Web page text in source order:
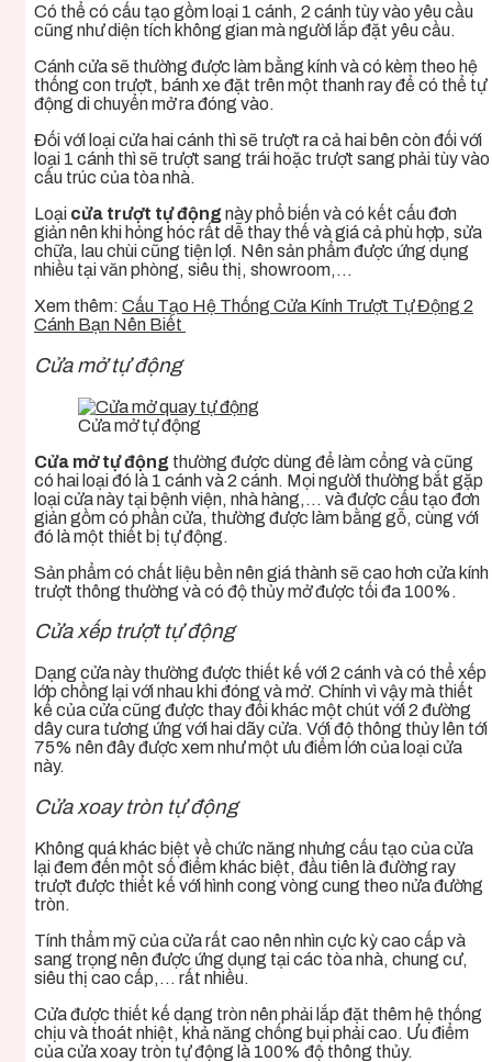
Có thể có cấu tạo gồm loại 1 cánh, 2 cánh tùy vào yêu cầu
cũng như diện tích không gian mà người lắp đặt yêu cầu.
Cánh cửa sẽ thường được làm bằng kính và có kèm theo hệ
thống con trượt, bánh xe đặt trên một thanh ray để có thể tự
động di chuyển mở ra đóng vào.
Đối với loại cửa hai cánh thì sẽ trượt ra cả hai bên còn đối với
loại 1 cánh thì sẽ trượt sang trái hoặc trượt sang phải tùy vào
cấu trúc của tòa nhà.
Loại cửa trượt tự động này phổ biến và có kết cấu đơn
giản nên khi hỏng hóc rất dễ thay thế và giá cả phù hợp, sửa
chữa, lau chùi cũng tiện lợi. Nên sản phẩm được ứng dụng
nhiều tại văn phòng, siêu thị, showroom,…
Xem thêm: Cấu Tạo Hệ Thống Cửa Kính Trượt Tự Động 2
Cánh Bạn Nên Biết
Cửa mở tự động
Cửa mở tự động
Cửa mở tự động thường được dùng để làm cổng và cũng
có hai loại đó là 1 cánh và 2 cánh. Mọi người thường bắt gặp
loại cửa này tại bệnh viện, nhà hàng,… và được cấu tạo đơn
giản gồm có phần cửa, thường được làm bằng gỗ, cùng với
đó là một thiết bị tự động.
Sản phẩm có chất liệu bền nên giá thành sẽ cao hơn cửa kính
trượt thông thường và có độ thủy mở được tối đa 100%.
Cửa xếp trượt tự động
Dạng cửa này thường được thiết kế với 2 cánh và có thể xếp
lớp chồng lại với nhau khi đóng và mở. Chính vì vậy mà thiết
kế của cửa cũng được thay đổi khác một chút với 2 đường
dây cura tương ứng với hai dãy cửa. Với độ thông thủy lên tới
75% nên đây được xem như một ưu điểm lớn của loại cửa
này.
Cửa xoay tròn tự động
Không quá khác biệt về chức năng nhưng cấu tạo của cửa
lại đem đến một số điểm khác biệt, đầu tiên là đường ray
trượt được thiết kế với hình cong vòng cung theo nửa đường
tròn.
Tính thẩm mỹ của cửa rất cao nên nhìn cực kỳ cao cấp và
sang trọng nên được ứng dụng tại các tòa nhà, chung cư,
siêu thị cao cấp,… rất nhiều.
Cửa được thiết kế dạng tròn nên phải lắp đặt thêm hệ thống
chịu và thoát nhiệt, khả năng chống bụi phải cao. Ưu điểm
của cửa xoay tròn tự động là 100% độ thông thủy.